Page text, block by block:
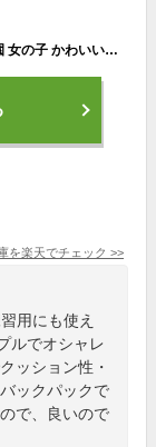
キッズ リュック 10L コールマン 遠足 男の子 保育園 女の子 かわいい バッグ 通園 Coleman リュック キッズ アウトドア 軽量 通園バッグ 学童 塾 おしゃれ 人気 リュックサック デイパック 入園グッズ 幼稚園 丈夫 小学生 低学年 通学 子供 旅行 入学 お祝い リフレクター
を楽天でチェック >>
用にも使え
ルでオシャレ
ッション性・
ックパックで
で、良いので